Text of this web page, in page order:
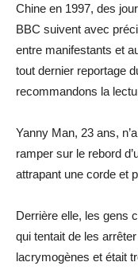
Chine en 1997, des
BBC suivent avec
entre manifestants et
tout dernier reportage
recommandons la
Yanny Man, 23 ans,
ramper sur le rebord
attrapant une corde et
Derrière elle, les gens
qui tentait de les
lacrymogènes et était